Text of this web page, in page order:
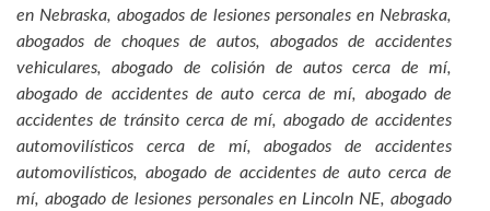
en Nebraska, abogados de lesiones personales en Nebraska,
abogados de choques de autos, abogados de accidentes
vehiculares, abogado de colisión de autos cerca de mí,
abogado de accidentes de auto cerca de mí, abogado de
accidentes de tránsito cerca de mí, abogado de accidentes
automovilísticos cerca de mí, abogados de accidentes
automovilísticos, abogado de accidentes de auto cerca de
mí, abogado de lesiones personales en Lincoln NE, abogado